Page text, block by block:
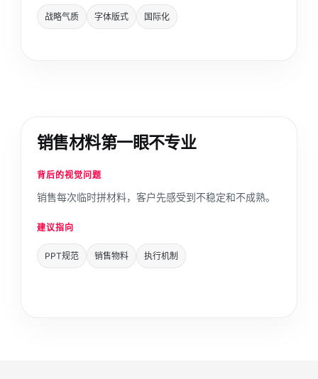
战略气质 字体版式 国际化
销售材料第一眼不专业
背后的视觉问题
销售每次临时拼材料，客户先感受到不稳定和不成熟。
建议指向
PPT规范 销售物料 执行机制